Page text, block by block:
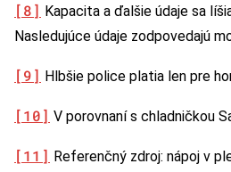
[8] Kapacita a ďalšie údaje sa
Nasledujúce údaje zodpovedajú
[9] Hlbšie police platia len pre
[10] V porovnaní s chladničkou
[11] Referenčný zdroj: nápoj v